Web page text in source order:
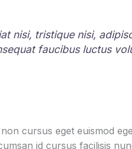
nisi, tristique nisi,
faucibus luctus
cursus eget euismod
id cursus facilisis